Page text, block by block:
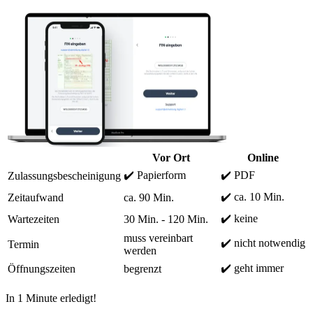
Vor Ort
Online
Zulassungsbescheinigung ✔️ Papierform
✔️ PDF
Zeitaufwand
ca. 90 Min.
✔️ ca. 10 Min.
Wartezeiten
30 Min. - 120 Min. ✔️ keine
Termin
muss vereinbart
werden
✔️ nicht notwendig
Öffnungszeiten begrenzt ✔️ geht immer
In 1 Minute erledigt!